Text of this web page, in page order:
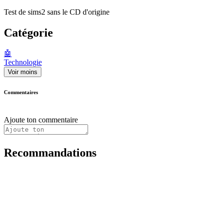
Test de sims2 sans le CD d'origine
Catégorie
🤖
Technologie
Voir moins
Commentaires
Ajoute ton commentaire
Recommandations